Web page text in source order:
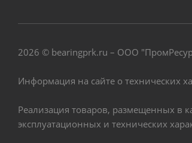
2026 © bearingprk.ru – ООО
Информация на сайте о технических
Реализация товаров, размещенных в
эксплуатационных и технических